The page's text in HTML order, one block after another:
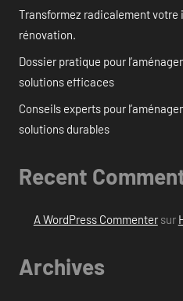
Transformez radicalement votre
rénovation.
Dossier pratique pour
solutions efficaces
Conseils experts pour
solutions durables
Recent
A WordPress Commentersur
Archives